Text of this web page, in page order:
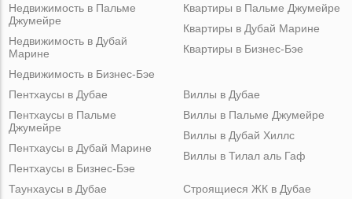
Недвижимость в Пальме
Джумейре
Недвижимость в Дубай
Марине
Недвижимость в Бизнес-Бэе
Квартиры в Пальме Джумейре
Квартиры в Дубай Марине
Квартиры в Бизнес-Бэе
Пентхаусы в Дубае
Пентхаусы в Пальме
Джумейре
Пентхаусы в Дубай Марине
Пентхаусы в Бизнес-Бэе
Виллы в Дубае
Виллы в Пальме Джумейре
Виллы в Дубай Хиллс
Виллы в Тилал аль Гаф
Таунхаусы в Дубае
Строящиеся ЖК в Дубае